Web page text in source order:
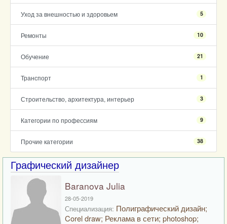
Уход за внешностью и здоровьем 5
Ремонты 10
Обучение 21
Транспорт 1
Строительство, архитектура, интерьер 3
Категории по профессиям 9
Прочие категории 38
Графический дизайнер
Baranova Julia
28-05-2019
Специализация: Полиграфический дизайн;
Corel draw; Реклама в сети; photoshop;